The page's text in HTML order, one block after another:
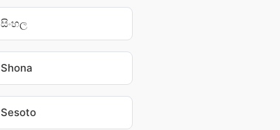
සිංහල
Shona
Sesoto